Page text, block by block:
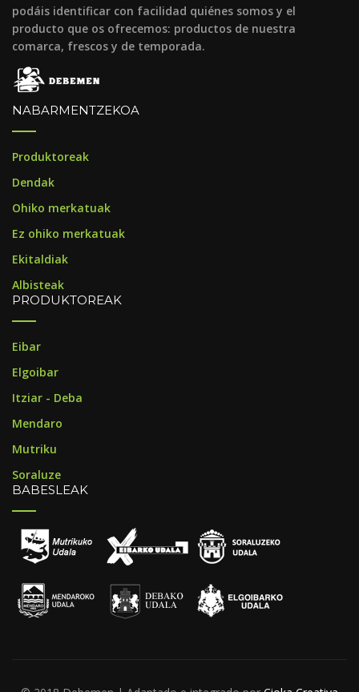
podáis identificar con facilidad quiénes somos y el
producto que os ofrecemos: productos de nuestra
comarca, frescos y de temporada.
NABARMENTZEKOA
Produktoreak
Dendak
Ohiko merkatuak
Ez ohiko merkatuak
Ekitaldiak
Albisteak
PRODUKTOREAK
Eibar
Elgoibar
Itziar - Deba
Mendaro
Mutriku
Soraluze
BABESLEAK